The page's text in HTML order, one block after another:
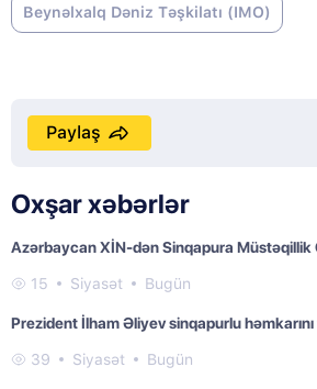
Beynəlxalq Dəniz Təşkilatı (IMO)
Paylaş
Oxşar xəbərlər
Azərbaycan XİN-dən Sinqapura Müstəqillik
15 Siyasət Bugün
Prezident İlham Əliyev sinqapurlu
39 Siyasət Bugün